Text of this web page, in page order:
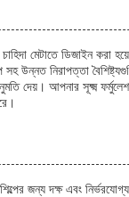
মেটাতে ডিজাইন
নিরাপত্তা
দেয়। আপনার সূক্ষ্ম
জন্য দক্ষ এবং